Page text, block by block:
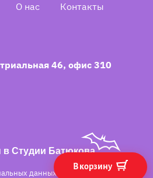
В корзину
О нас Контакты
46, офис 310
данных Согласие на обработку